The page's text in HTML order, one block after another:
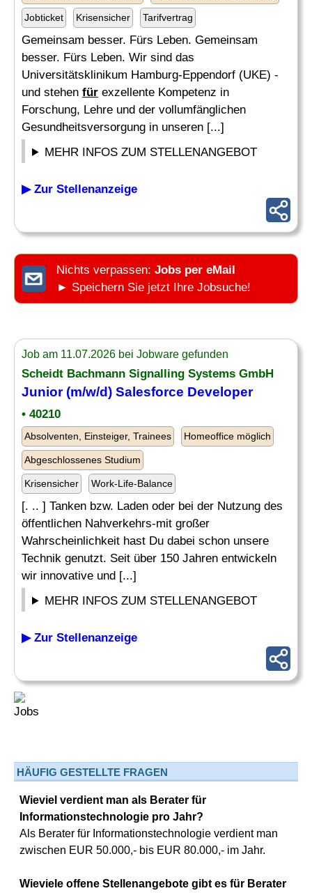
Jobticket Krisensicher Tarifvertrag
Gemeinsam besser. Fürs Leben. Gemeinsam
besser. Fürs Leben. Wir sind das
Universitätsklinikum Hamburg-Eppendorf (UKE) -
und stehen für exzellente Kompetenz in
Forschung, Lehre und der vollumfänglichen
Gesundheitsversorgung in unseren [...]
MEHR INFOS ZUM STELLENANGEBOT
▶ Zur Stellenanzeige
Nichts verpassen: Jobs per eMail
► Speichern Sie jetzt Ihre Jobsuche!
Job am 11.07.2026 bei Jobware gefunden
Scheidt Bachmann Signalling Systems GmbH
Junior (m/w/d) Salesforce Developer
• 40210
Absolventen, Einsteiger, Trainees Homeoffice möglich
Abgeschlossenes Studium
Krisensicher Work-Life-Balance
[. .. ] Tanken bzw. Laden oder bei der Nutzung des
öffentlichen Nahverkehrs-mit großer
Wahrscheinlichkeit hast Du dabei schon unsere
Technik genutzt. Seit über 150 Jahren entwickeln
wir innovative und [...]
MEHR INFOS ZUM STELLENANGEBOT
▶ Zur Stellenanzeige
HÄUFIG GESTELLTE FRAGEN
Wieviel verdient man als Berater für
Informationstechnologie pro Jahr?
Als Berater für Informationstechnologie verdient man
zwischen EUR 50.000,- bis EUR 80.000,- im Jahr.
Wieviele offene Stellenangebote gibt es für Berater